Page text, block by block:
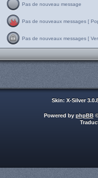
Pas de nouveau message
Pas de nouveaux messages [
Pas de nouveaux messages [
Skin: X-Silver
Powered by phpBB©